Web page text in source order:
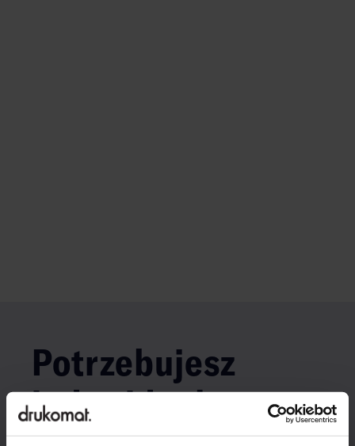
Potrzebujesz
indywidualnego